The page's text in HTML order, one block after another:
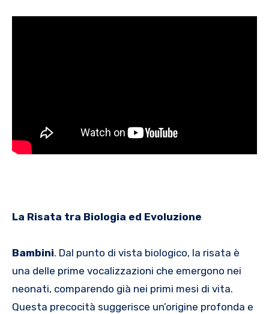
La Risata tra Biologia ed Evoluzione
Bambini. Dal punto di vista biologico, la risata è
una delle prime vocalizzazioni che emergono nei
neonati, comparendo già nei primi mesi di vita.
Questa precocità suggerisce un’origine profonda e